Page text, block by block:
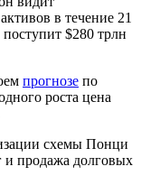
в течение 21
поступит $280 трлн
прогнозе по
роста цена
схемы Понци
и продажа долговых